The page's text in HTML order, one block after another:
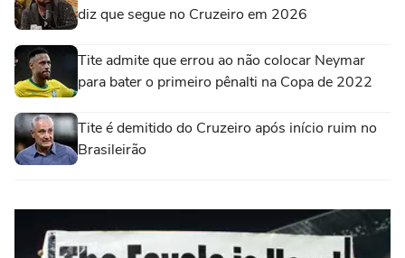
diz que segue no Cruzeiro em 2026
Tite admite que errou ao não colocar Neymar
para bater o primeiro pênalti na Copa de 2022
Tite é demitido do Cruzeiro após início ruim no
Brasileirão